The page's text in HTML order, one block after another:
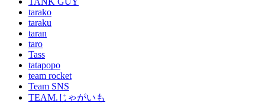
tarako
taraku
taran
taro
Tass
tatapopo
team rocket
Team SNS
TEAM.じゃがいも